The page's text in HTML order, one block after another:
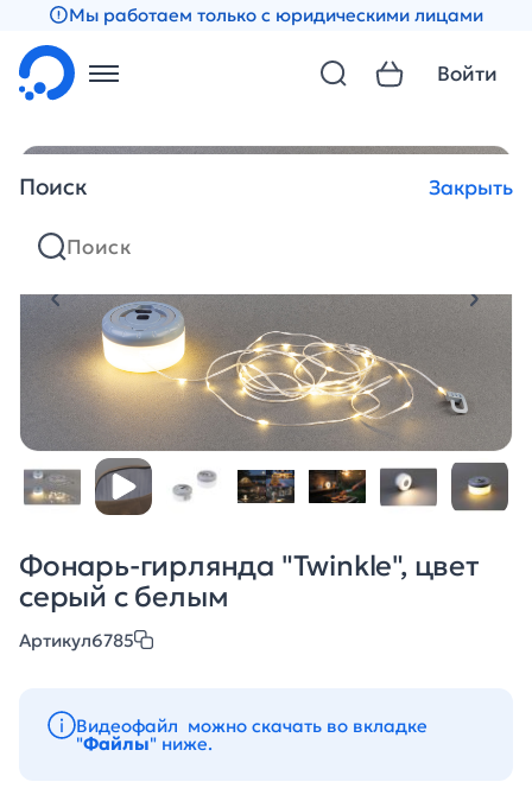
Мы работаем только с юридическими лицами
Поиск Закрыть
Войти
Фонарь-гирлянда "Twinkle", цвет
серый с белым
Артикул6785
Видеофайл можно скачать во вкладке
"Файлы" ниже.